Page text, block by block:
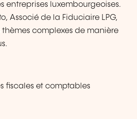
entreprises luxembourgeoises.
Associé de la Fiduciaire LPG,
complexes de manière
fiscales et comptables